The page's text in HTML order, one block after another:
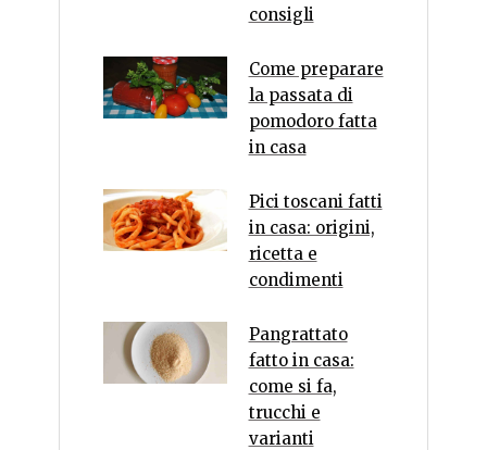
consigli
Come preparare
la passata di
pomodoro fatta
in casa
Pici toscani fatti
in casa: origini,
ricetta e
condimenti
Pangrattato
fatto in casa:
come si fa,
trucchi e
varianti